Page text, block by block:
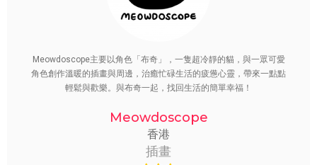
Meowdoscope主要以角色「布奇」，一隻超冷靜的貓，與一眾可愛
角色創作溫暖的插畫與周邊，治癒忙碌生活的疲憊心靈，帶來一點點
輕鬆與歡樂。與布奇一起，找回生活的簡單幸福！
Meowdoscope
香港
插畫